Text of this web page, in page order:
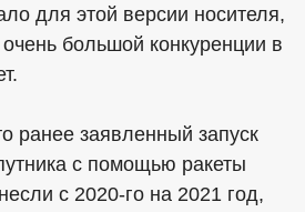
для этой версии носителя,
большой конкуренции в
ранее заявленный запуск
с помощью ракеты
с 2020-го на 2021 год,